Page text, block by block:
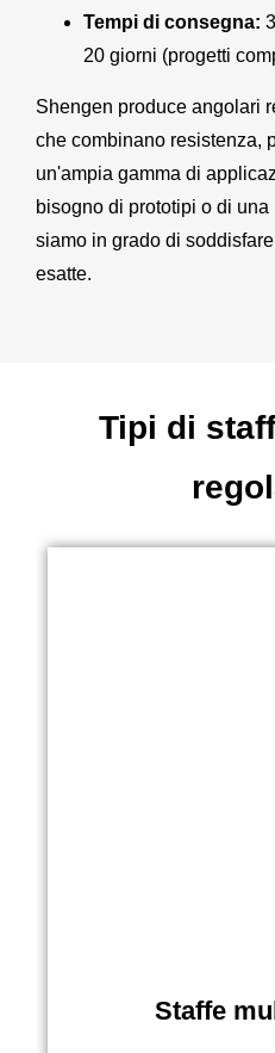
Tempi di consegna:
20 giorni (progetti
Shengen produce angolari
che combinano resistenza,
un'ampia gamma di
bisogno di prototipi o di
siamo in grado di
esatte.
Tipi di
Staffe